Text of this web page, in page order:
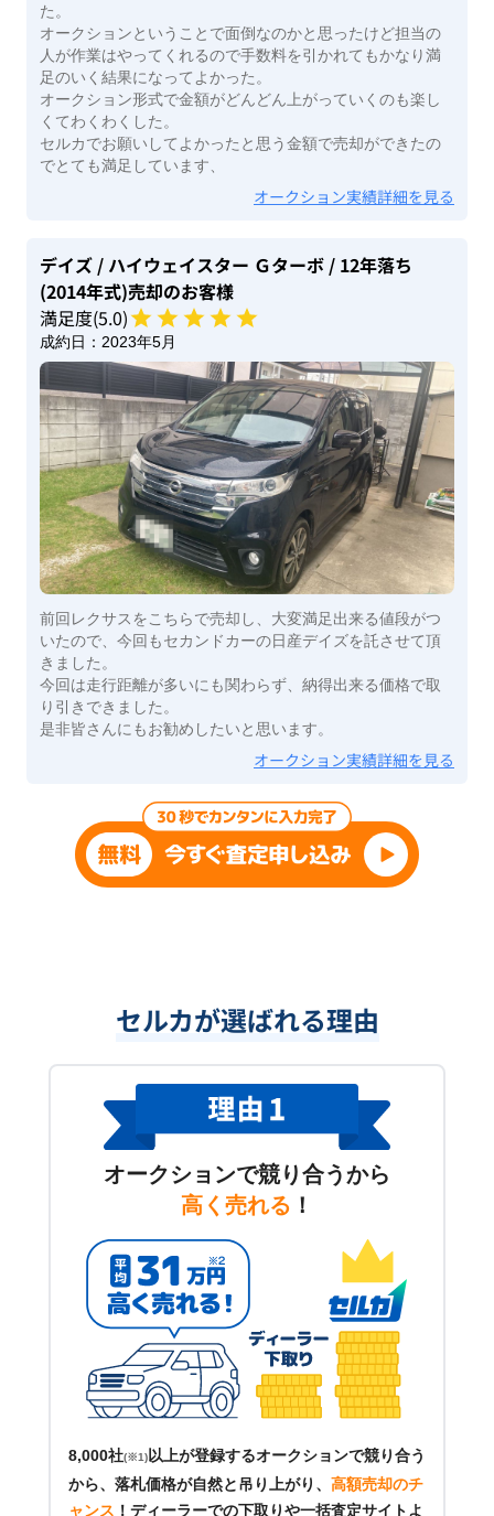
た。
オークションということで面倒なのかと思ったけど担当の
人が作業はやってくれるので手数料を引かれてもかなり満
足のいく結果になってよかった。
オークション形式で金額がどんどん上がっていくのも楽し
くてわくわくした。
セルカでお願いしてよかったと思う金額で売却ができたの
でとても満足しています、
オークション実績詳細を見る
デイズ / ハイウェイスター Ｇターボ / 12年落ち
(2014年式)売却のお客様
満足度(5.0)
成約日： 2023年5月
前回レクサスをこちらで売却し、大変満足出来る値段がつ
いたので、今回もセカンドカーの日産デイズを託させて頂
きました。
今回は走行距離が多いにも関わらず、納得出来る価格で取
り引きできました。
是非皆さんにもお勧めしたいと思います。
オークション実績詳細を見る
セルカが選ばれる理由
オークションで競り合うから
高く売れる ！
8,000社(※1)以上が登録するオークションで競り合う
から、落札価格が自然と吊り上がり、 高額売却のチ
ャンス ！ ディーラーでの下取りや一括査定サイトよ